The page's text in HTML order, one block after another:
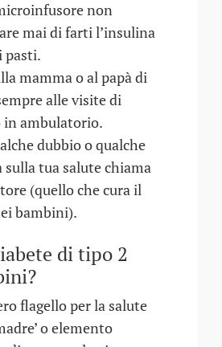
non
mai di farti l’insulina
pasti.
mamma o al papà di
alle visite di
ambulatorio.
dubbio o qualche
sulla tua salute chiama
(quello che cura il
bambini).
di tipo 2
flagello per la salute
o elemento